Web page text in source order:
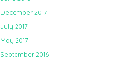
December 2017
July 2017
May 2017
September 2016